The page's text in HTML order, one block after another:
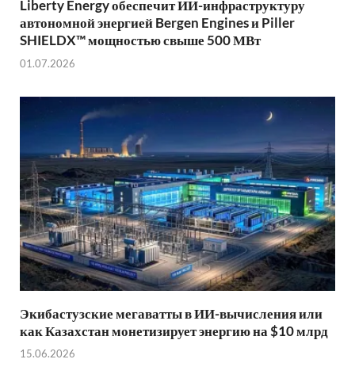
Liberty Energy обеспечит ИИ-инфраструктуру
автономной энергией Bergen Engines и Piller
SHIELDX™ мощностью свыше 500 МВт
01.07.2026
Экибастузские мегаватты в ИИ-вычисления или
как Казахстан монетизирует энергию на $10 млрд
15.06.2026